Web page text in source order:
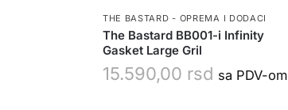
THE BASTARD - OPREMA I DODACI
The Bastard BB001-i Infinity
Gasket Large Gril
15.590,00 rsd sa PDV-om